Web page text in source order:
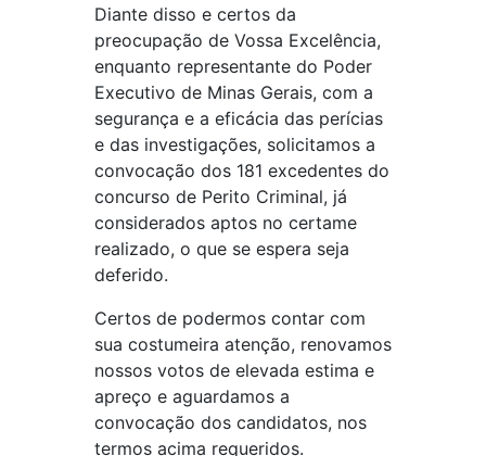
Diante disso e certos da
preocupação de Vossa Excelência,
enquanto representante do Poder
Executivo de Minas Gerais, com a
segurança e a eficácia das perícias
e das investigações, solicitamos a
convocação dos 181 excedentes do
concurso de Perito Criminal, já
considerados aptos no certame
realizado, o que se espera seja
deferido.
Certos de podermos contar com
sua costumeira atenção, renovamos
nossos votos de elevada estima e
apreço e aguardamos a
convocação dos candidatos, nos
termos acima requeridos.